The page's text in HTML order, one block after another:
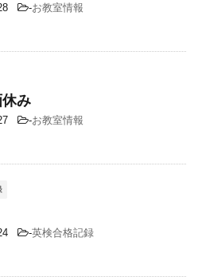
-お教室情報
み
-お教室情報
-英検合格記録